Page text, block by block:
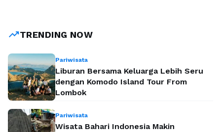
mengekspresikan penyesalannya karena sebelumnya ia
trending_upTRENDING NOW
Pariwisata
Liburan Bersama Keluarga Lebih Seru
dengan Komodo Island Tour From
Lombok
Pariwisata
Wisata Bahari Indonesia Makin